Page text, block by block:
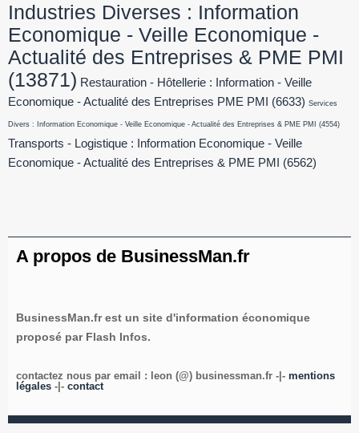
Industries Diverses : Information
Economique - Veille Economique -
Actualité des Entreprises & PME PMI
(13871) Restauration - Hôtellerie : Information - Veille
Economique - Actualité des Entreprises PME PMI
(6633) Services
Divers : Information Economique - Veille Economique - Actualité des Entreprises & PME PMI (4554)
Transports - Logistique : Information Economique - Veille
Economique - Actualité des Entreprises & PME PMI
(6562)
A propos de BusinessMan.fr
BusinessMan.fr est un site d'information économique
proposé par Flash Infos.
contactez nous par email : leon (@) businessman.fr -|- mentions
légales -|- contact